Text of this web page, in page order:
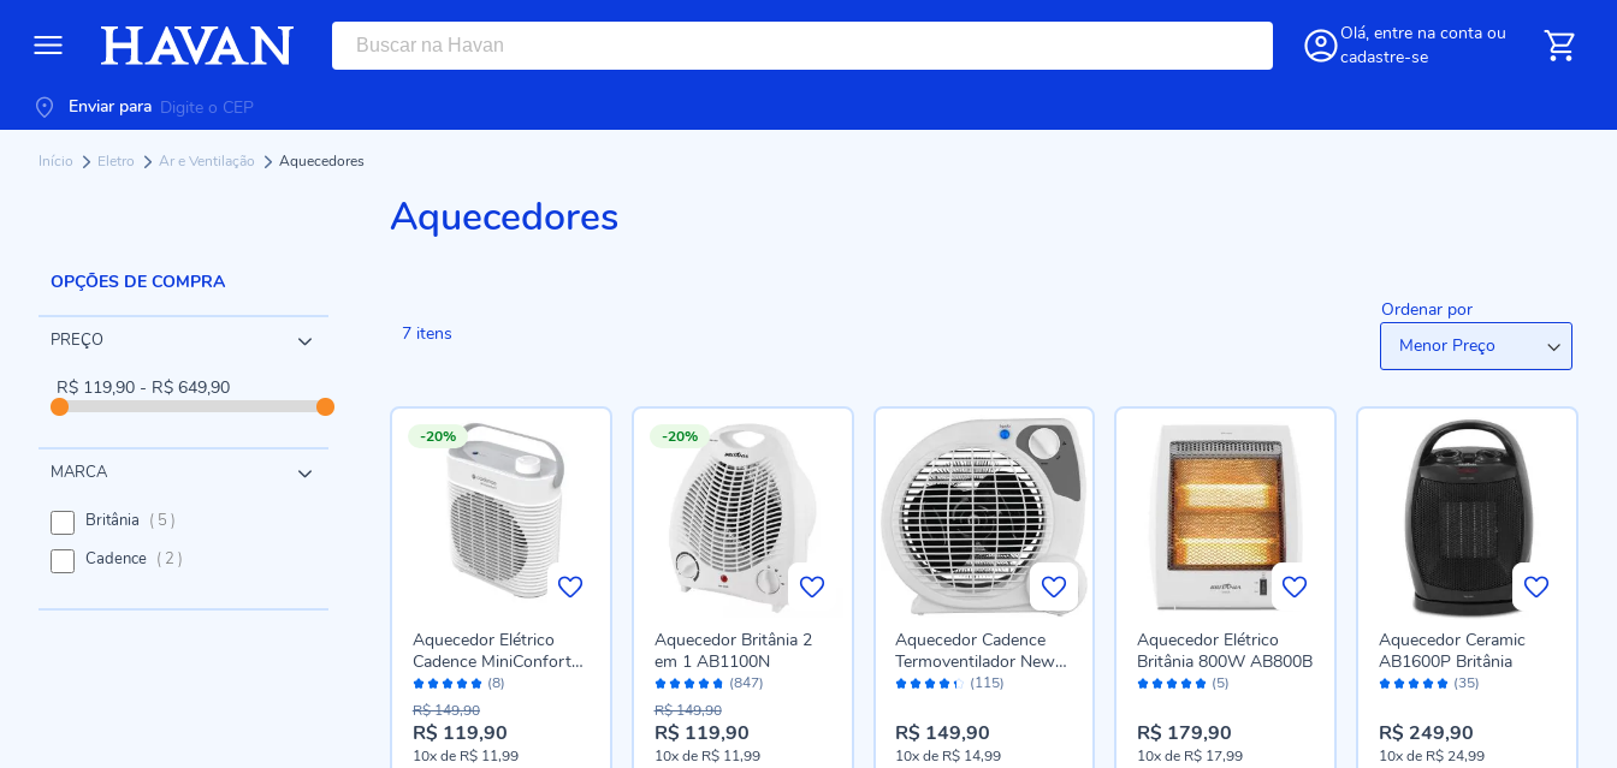
Olá, entre na conta ou
cadastre-se
Enviar para
Início Eletro Ar e Ventilação Aquecedores
Aquecedores
7 itens
Ordenar por
-20%
Avaliação:
100%
(8)
Aquecedor Elétrico
Cadence MiniConfort
AQC440
R$ 119,90
R$ 149,90
10xde R$ 11,99
-20%
Avaliação:
94%
(847)
Aquecedor Britânia 2
em 1 AB1100N
R$ 119,90
R$ 149,90
10xde R$ 11,99
Avaliação: (115)
Aquecedor Cadence
Termoventilador New
Auros AQC422
R$ 149,90
10xde R$ 14,99
Avaliação: (5)
Aquecedor Elétrico
Britânia 800W AB800B
R$ 179,90
10xde R$ 17,99
Avaliação: (35)
Aquecedor Ceramic
AB1600P Britânia
R$ 249,90
10xde R$ 24,99
OPÇÕES DE COMPRA
PREÇO
R$ 119,90 - R$ 649,90
MARCA
Britânia 5 itens
Cadence
2 itens